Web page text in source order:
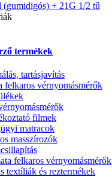
(gumidigós) + 21G 1/2 tű
termékek
tartásjavítás
felkaros vérnyomásmérők
filmek
matracok
masszírozók
felkaros vérnyomásmérők
textíliák és reztermékek